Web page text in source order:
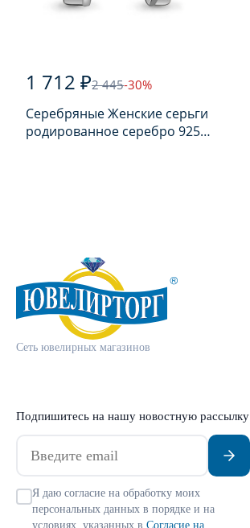
1 712 ₽2 445-30%
Серебряные Женские серьги
родированное серебро 925
Сеть ювелирных магазинов
Подпишитесь на нашу новостную рассылку
Я даю согласие на обработку моих
персональных данных в порядке и на
условиях, указанных в Согласие на